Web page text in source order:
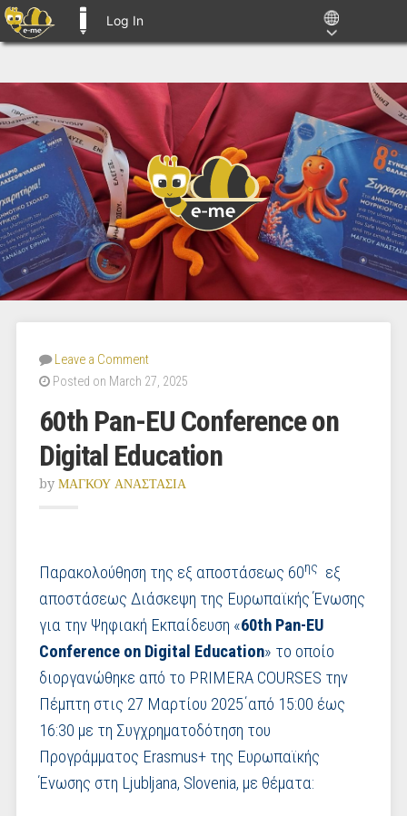
Log In
Leave a Comment
Posted on March 27, 2025
60th Pan-EU Conference on
Digital Education
by ΜΑΓΚΟΥ ΑΝΑΣΤΑΣΙΑ
Παρακολούθηση της εξ αποστάσεως 60ης εξ
αποστάσεως Διάσκεψη της Ευρωπαϊκής Ένωσης
για την Ψηφιακή Εκπαίδευση «60th Pan-EU
Conference on Digital Education» το οποίο
διοργανώθηκε από το PRIMERA COURSES την
Πέμπτη στις 27 Μαρτίου 2025΄από 15:00 έως
16:30 με τη Συγχρηματοδότηση του
Προγράμματος Erasmus+ της Ευρωπαϊκής
Ένωσης στη Ljubljana, Slovenia, με θέματα: